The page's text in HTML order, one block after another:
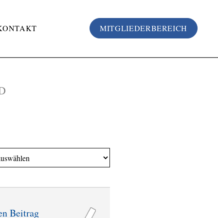
MITGLIEDERBEREICH
Beitrag